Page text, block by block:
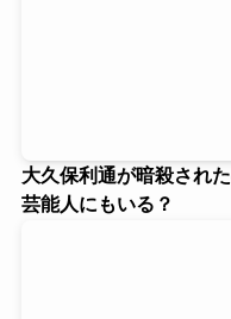
大久保利通が暗殺され
芸能人にもいる？